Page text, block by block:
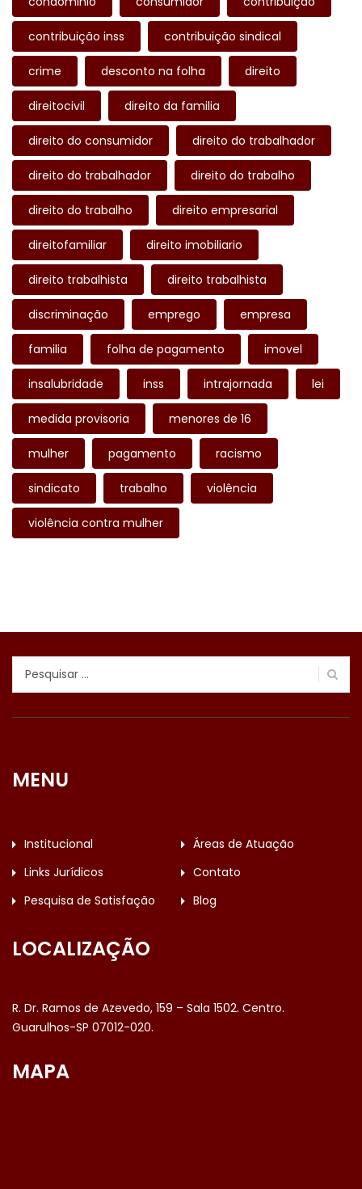
contribuição inss contribuição sindical
crime desconto na folha direito
direitocivil direito da familia
direito do consumidor direito do trabalhador
direito do trabalhador direito do trabalho
direito do trabalho direito empresarial
direitofamiliar direito imobiliario
direito trabalhista direito trabalhista
discriminação emprego empresa
familia folha de pagamento imovel
insalubridade inss intrajornada lei
medida provisoria menores de 16
mulher pagamento racismo
sindicato trabalho violência
violência contra mulher
Pesquisar
MENU
Institucional
Áreas de Atuação
Links Jurídicos
Contato
Pesquisa de Satisfação
Blog
LOCALIZAÇÃO
R. Dr. Ramos de Azevedo, 159 – Sala 1502. Centro.
Guarulhos-SP 07012-020.
MAPA